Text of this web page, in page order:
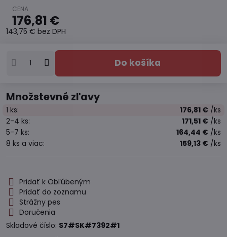
176,81 €
143,75 € bez DPH
Do košíka
Množstevné zľavy
1 ks: 176,81 € /ks
2-4 ks: 171,51 € /ks
5-7 ks: 164,44 € /ks
8 ks a viac: 159,13 € /ks
Pridať k Obľúbeným
Pridať do zoznamu
Strážny pes
Doručenia
Skladové číslo: S7#SK#7392#1